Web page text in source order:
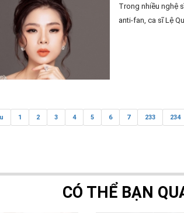
Trong nhiều nghệ
anti-fan, ca sĩ Lệ
1 2 3 4 5 6 7 233 234
CÓ THỂ BẠN